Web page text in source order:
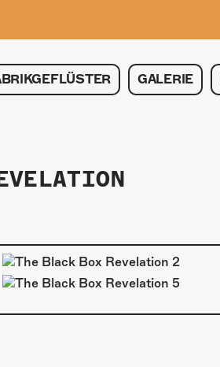
GALERIE